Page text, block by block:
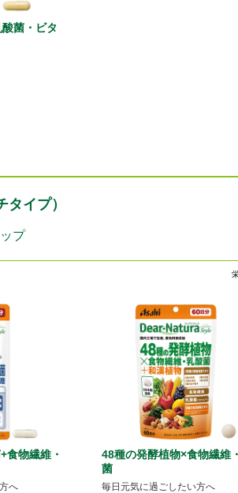
菌・ビタ
タイプ）
プ
食物繊維・
へ
48種の発酵植物×食物繊維
菌
毎日元気に過ごしたい方へ